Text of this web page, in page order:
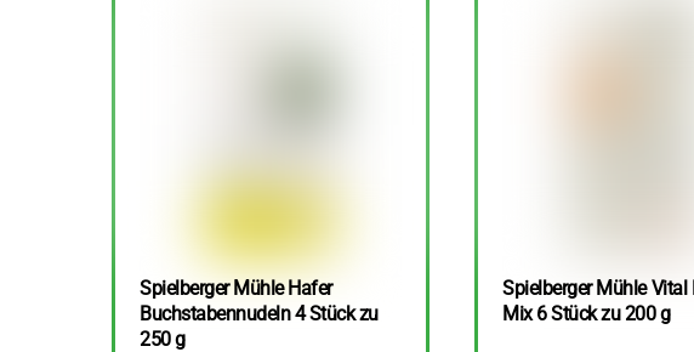
Spielberger Mühle Hafer
Buchstabennudeln 4 Stück zu
250 g
Spielberger Mühle Vital
Mix 6 Stück zu 200 g